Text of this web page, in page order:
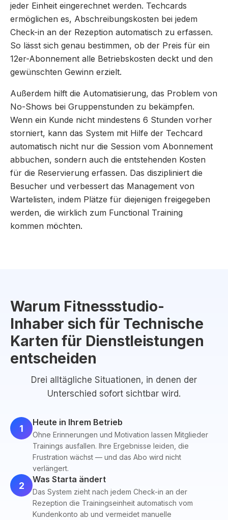
jeder Einheit eingerechnet werden. Techcards
ermöglichen es, Abschreibungskosten bei jedem
Check-in an der Rezeption automatisch zu erfassen.
So lässt sich genau bestimmen, ob der Preis für ein
12er-Abonnement alle Betriebskosten deckt und den
gewünschten Gewinn erzielt.
Außerdem hilft die Automatisierung, das Problem von
No-Shows bei Gruppenstunden zu bekämpfen.
Wenn ein Kunde nicht mindestens 6 Stunden vorher
storniert, kann das System mit Hilfe der Techcard
automatisch nicht nur die Session vom Abonnement
abbuchen, sondern auch die entstehenden Kosten
für die Reservierung erfassen. Das diszipliniert die
Besucher und verbessert das Management von
Wartelisten, indem Plätze für diejenigen freigegeben
werden, die wirklich zum Functional Training
kommen möchten.
Warum Fitnessstudio-
Inhaber sich für Technische
Karten für Dienstleistungen
entscheiden
Drei alltägliche Situationen, in denen der
Unterschied sofort sichtbar wird.
1
Heute in Ihrem Betrieb
Ohne Erinnerungen und Motivation lassen Mitglieder
Trainings ausfallen. Ihre Ergebnisse leiden, die
Frustration wächst — und das Abo wird nicht
verlängert.
2
Was Starta ändert
Das System zieht nach jedem Check-in an der
Rezeption die Trainingseinheit automatisch vom
Kundenkonto ab und vermeidet manuelle